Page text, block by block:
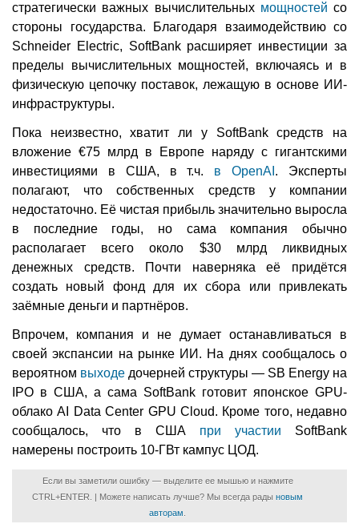
стратегически важных вычислительных мощностей со
стороны государства. Благодаря взаимодействию со
Schneider Electric, SoftBank расширяет инвестиции за
пределы вычислительных мощностей, включаясь и в
физическую цепочку поставок, лежащую в основе ИИ-
инфраструктуры.
Пока неизвестно, хватит ли у SoftBank средств на
вложение €75 млрд в Европе наряду с гигантскими
инвестициями в США, в т.ч. в OpenAI . Эксперты
полагают, что собственных средств у компании
недостаточно. Её чистая прибыль значительно выросла
в последние годы, но сама компания обычно
располагает всего около $30 млрд ликвидных
денежных средств. Почти наверняка её придётся
создать новый фонд для их сбора или привлекать
заёмные деньги и партнёров.
Впрочем, компания и не думает останавливаться в
своей экспансии на рынке ИИ. На днях сообщалось о
вероятном выходе дочерней структуры — SB Energy на
IPO в США, а сама SoftBank готовит японское GPU-
облако AI Data Center GPU Cloud. Кроме того, недавно
сообщалось, что в США при участии SoftBank
намерены построить 10-ГВт кампус ЦОД.
Если вы заметили ошибку — выделите ее мышью и нажмите
CTRL+ENTER. | Можете написать лучше? Мы всегда рады новым
авторам